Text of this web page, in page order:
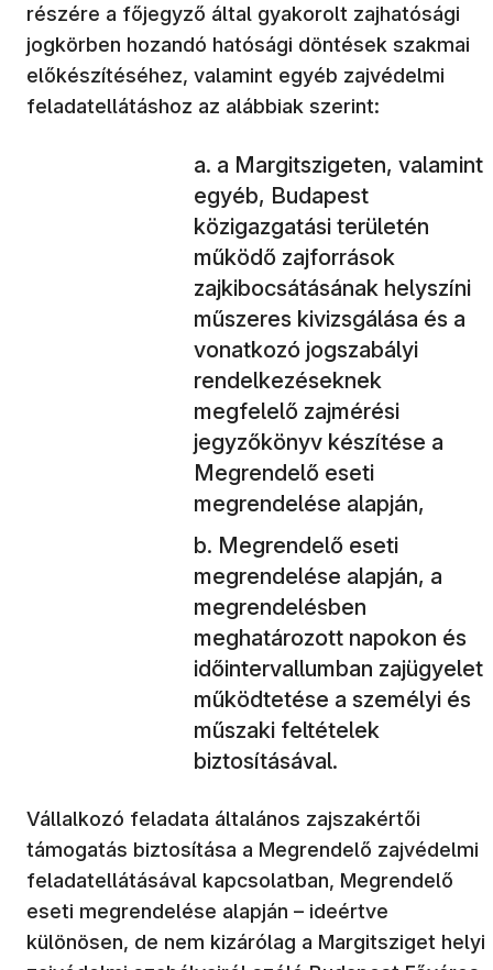
részére a főjegyző által gyakorolt zajhatósági
jogkörben hozandó hatósági döntések szakmai
előkészítéséhez, valamint egyéb zajvédelmi
feladatellátáshoz az alábbiak szerint:
a Margitszigeten, valamint
egyéb, Budapest
közigazgatási területén
működő zajforrások
zajkibocsátásának helyszíni
műszeres kivizsgálása és a
vonatkozó jogszabályi
rendelkezéseknek
megfelelő zajmérési
jegyzőkönyv készítése a
Megrendelő eseti
megrendelése alapján,
Megrendelő eseti
megrendelése alapján, a
megrendelésben
meghatározott napokon és
időintervallumban zajügyelet
működtetése a személyi és
műszaki feltételek
biztosításával.
Vállalkozó feladata általános zajszakértői
támogatás biztosítása a Megrendelő zajvédelmi
feladatellátásával kapcsolatban, Megrendelő
eseti megrendelése alapján – ideértve
különösen, de nem kizárólag a Margitsziget helyi